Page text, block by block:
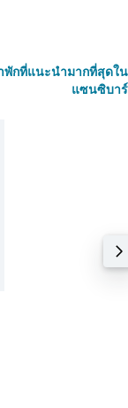
พักที่แนะนำมากที่สุดใน
แซนซิบาร์